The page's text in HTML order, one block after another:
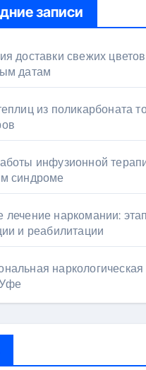
записи
доставки свежих
датам
из поликарбоната
инфузионной
синдроме
лечение наркомании:
и реабилитации
наркологическая